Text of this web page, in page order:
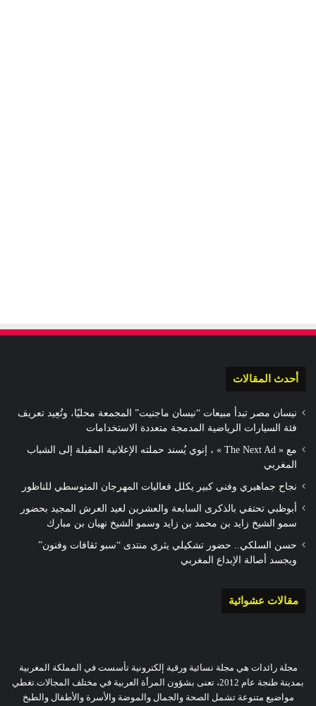
أحدث المقالات
نيسان مصر تبدأ مبيعات “نيسان ماجنيت” المجمعة محليًا، وتُعِيد تعريف
فئة السيارات الرياضية المدمجة متعددة الاستخدامات
مع « The Next Ad » ، إنوي يُسند حملته الإعلانية المقبلة إلى الشباب
المغربي
نجاح جماهيري وفني كبير يكلل فعاليات المهرجان المتوسطي للناظور
أبوظبي تحتفي بالذكرى السابعة والعشرين لعيد العرش المجيد بحضور
سمو الشيخ زايد بن محمد بن زايد وسمو الشيخ نهيان بن مبارك
حسن السلكي.. حضور تشكيلي يثري منتدى “سبو ثقافات وفنون”
ويجسد أصالة الإبداع المغربي
مقالات عشوائية
مجلة رائدات هي مجلة نسائية ورقية إلكترونية تأسست في المملكة المغربية
بمدينة طنجة عام 2012، تعنى بشؤون المرأة العربية في مختلف المجالات.تغطي
مواضيع متنوعة تشمل الصحة والجمال والموضة والأسرة والأطفال والطبخ